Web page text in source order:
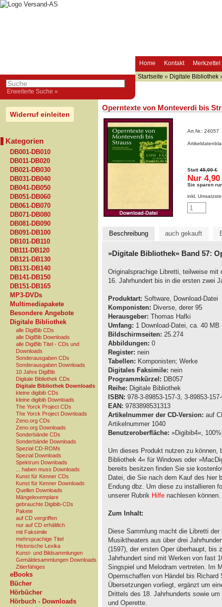
Home Kontakt Merkzettel
Erweiterte Suche »
Startseite » Digitale Bibliothek
Widerruf einleiten
Kategorien
DB001-DB010
DB011-DB020
DB021-DB030
DB031-DB040
DB041-DB050
DB051-DB060
DB061-DB070
DB071-DB080
DB081-DB090
DB091-DB100
DB101-DB110
DB111-DB120
DB121-DB130
DB131-DB140
DB141-DB150
DB151-DB165
MP3-DVDs
Multimediapakete
Besondere Angebote
Digitale Bibliothek
alle DigiBib CDs
alle DigiBib Downloads
alle DigiBib Titel - CDs und
Downloads
Sonderausgaben CDs
Sonderausgaben Downloads
10 Jahre DigiBib
Digitale Bibliothek CDs
Digitale Bibliothek Downloads
kleine digibib CDs
kleine digibib Downloads
The Yorck Project CDs
The Yorck Project Downloads
Zeno.org CDs
Zeno.org Downloads
Sonderbände CDs
Sonderbände Downloads
Spezial CD-ROMs
Spezial Downloads
Spektrum Downloads
... haben muss Downloads
Kunst für Kenner CDs
Kunst für Kenner Downloads
Quellen Downloads
Mängelexemplare
gebrauchte Digibib-CDs
Pakete
auf CD vergriffen
nur auf CD erhältlich
mit Faksimile
mehrsprachige Titel
Historische Lexika
Kunst- und Bildsammlungen
Gemäldesammlungen Downloads
Zitierfähiges
eBooks
Bücher
Hörbücher
Hörbuch - Downloads
Operntexte von Monteverdi bis
Art.Nr.: 24057
Statt45,00 €
Nur 4,90
Sie sparen
inkl.
Beschreibung auch gekauft
»Digitale Bibliothek« Band 57:
Originalsprachige Libretti, teilweise mit
16. Jahrhundert bis in die ersten zwei
Produktart: Software, Download-Datei
Komponisten: Diverse, derer 95
Herausgeber: Thomas Hafki
Umfang: 1 Download-Datei, ca. 40 MB
Bildschirmseiten: 25.274
Abbildungen: 0
Register: nein
Tabellen: Komponisten; Werke
Digitales Faksimile: nein
Programmkürzel: DB057
Reihe: Digitale Bibliothek
ISBN: 978-3-89853-157-3, 3-89853-
EAN: 9783898531313
Artikelnummer der CD-Version: auf
Artikelnummer 1040
Benutzeroberfläche: »Digibib4«,
Um dieses Produkt nutzen zu können,
Bibliothek 4« für Windows oder
bereits besitzen finden Sie sie
Datei, die Sie nach dem Kauf des hier
Endung dbz. Um diese zu installieren
unserer Rubrik Hilfe nachlesen können.
Zum Inhalt:
Diese Sammlung macht die Libretti
Musiktheaters aus über drei
(1597), der ersten Oper überhaupt, bis
Jahrhundert sind mit Werken von fast
Singspiel und Melodram vertreten. Im
Opernschaffen von Händel bis
Übersetzungen vorliegt, ergänzt um
Drittels des 18. Jahrhunderts sowie
und Operette.